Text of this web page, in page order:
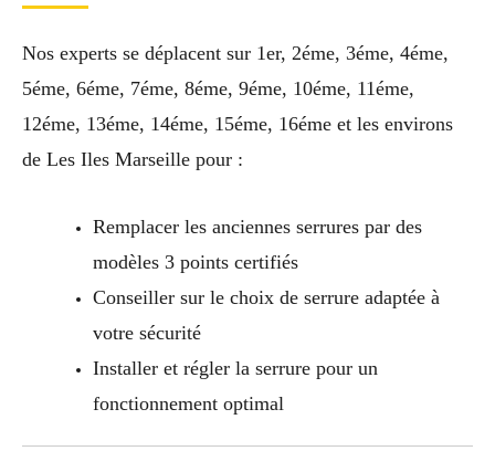
Nos experts se déplacent sur 1er, 2éme, 3éme, 4éme,
5éme, 6éme, 7éme, 8éme, 9éme, 10éme, 11éme,
12éme, 13éme, 14éme, 15éme, 16éme et les environs
de Les Iles Marseille pour :
Remplacer les anciennes serrures par des
modèles 3 points certifiés
Conseiller sur le choix de serrure adaptée à
votre sécurité
Installer et régler la serrure pour un
fonctionnement optimal